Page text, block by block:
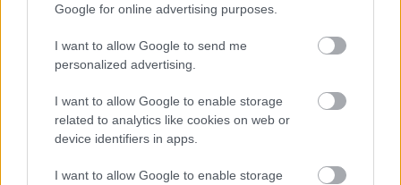
Google for online advertising purposes.
I want to allow Google to send me
personalized advertising.
I want to allow Google to enable storage
related to analytics like cookies on web or
device identifiers in apps.
I want to allow Google to enable storage